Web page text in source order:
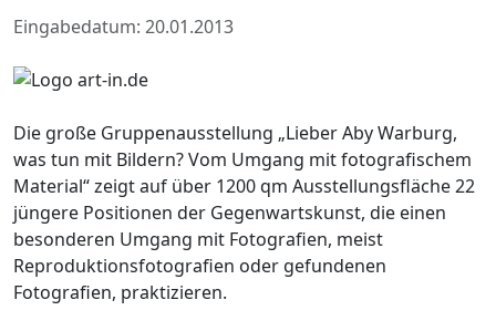
Eingabedatum: 20.01.2013
Die große Gruppenausstellung „Lieber Aby Warburg,
was tun mit Bildern? Vom Umgang mit fotografischem
Material“ zeigt auf über 1200 qm Ausstellungsfläche 22
jüngere Positionen der Gegenwartskunst, die einen
besonderen Umgang mit Fotografien, meist
Reproduktionsfotografien oder gefundenen
Fotografien, praktizieren.